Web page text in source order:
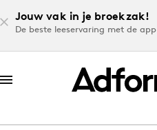
Jouw vak in je broekzak!
De beste leeservaring met de app